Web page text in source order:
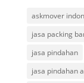
askmover
jasa packing
jasa pindahan
jasa pindahan